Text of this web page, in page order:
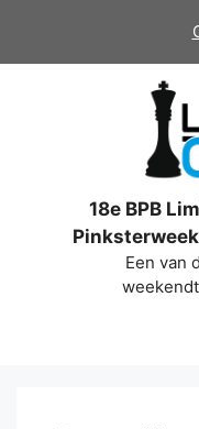
de
18e BPB
Een van